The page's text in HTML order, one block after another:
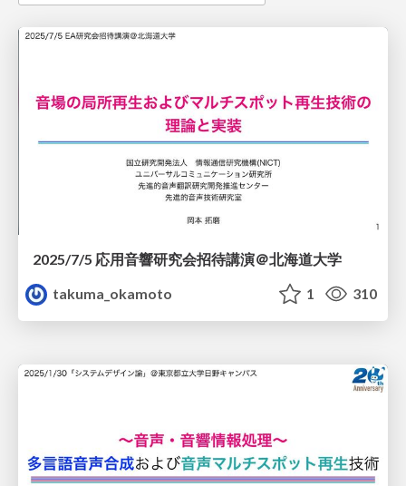
2025/7/5 応用音響研究会招待講演＠北海道大学
takuma_okamoto
1 310